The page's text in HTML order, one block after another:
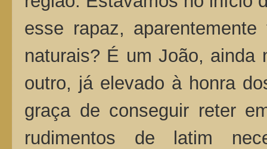
esse rapaz,
naturais? É um João, ainda
outro, já elevado à honra
graça de conseguir reter
rudimentos de latim